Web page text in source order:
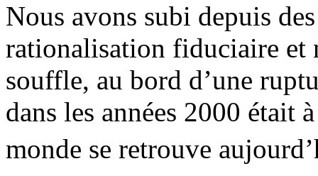
Nous avons subi depuis
rationalisation fiduciaire et
souffle, au bord d’une
dans les années 2000 était
monde se retrouve